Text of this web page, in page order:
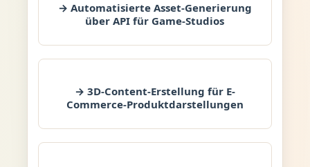
→ Automatisierte Asset-Generierung
über API für Game-Studios
→ 3D-Content-Erstellung für E-
Commerce-Produktdarstellungen